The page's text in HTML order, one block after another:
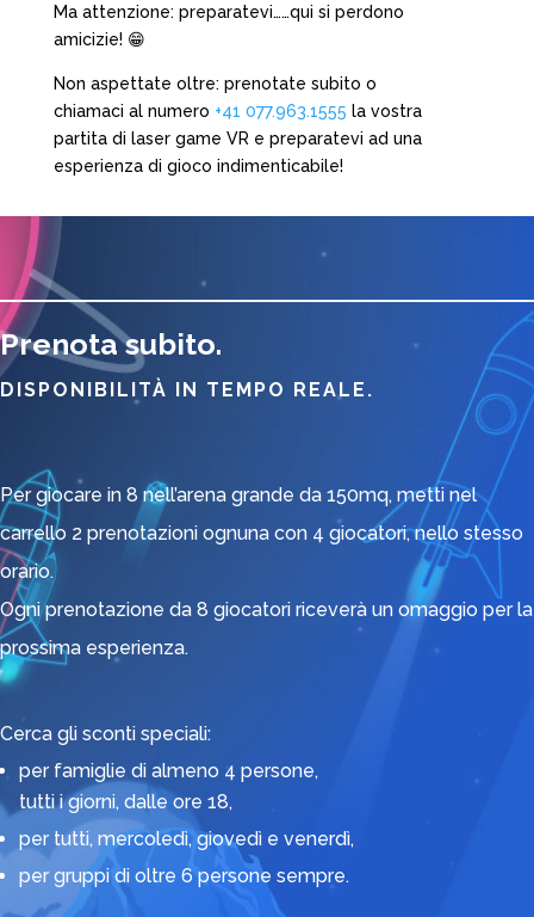
Ma attenzione: preparatevi……qui si perdono
amicizie! 😁
Non aspettate oltre: prenotate subito o
chiamaci al numero +41 077.963.1555 la vostra
partita di laser game VR e preparatevi ad una
esperienza di gioco indimenticabile!
Prenota subito.
DISPONIBILITÀ IN TEMPO REALE.
Per giocare in 8 nell’arena grande da 150mq, metti nel
carrello 2 prenotazioni ognuna con 4 giocatori, nello stesso
orario.
Ogni prenotazione da 8 giocatori riceverà un omaggio per la
prossima esperienza.
Cerca gli sconti speciali:
per famiglie di almeno 4 persone,
tutti i giorni, dalle ore 18,
per tutti, mercoledì, giovedì e venerdì,
per gruppi di oltre 6 persone sempre.